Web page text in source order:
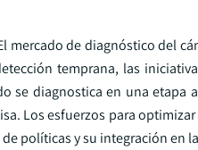
mercado de diagnóstico del
temprana, las
se diagnostica en una etapa
Los esfuerzos para
políticas y su integración en